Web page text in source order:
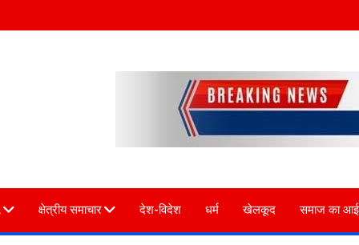
क्षेत्रीय समाचार देश-विदेश धर्म खेलकूद समाज का